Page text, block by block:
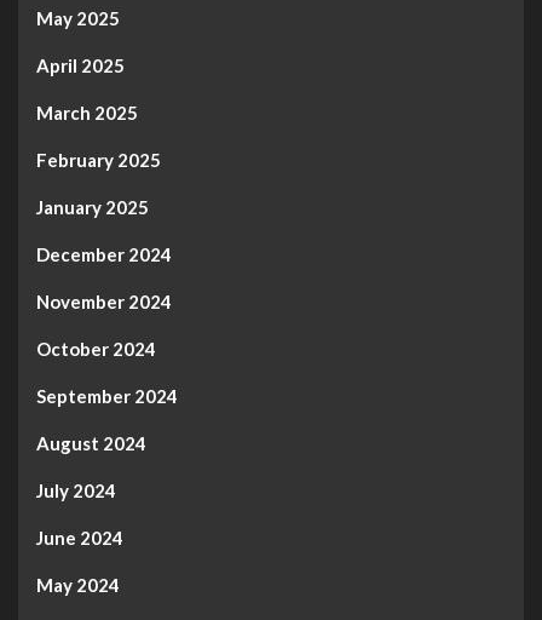
May 2025
April 2025
March 2025
February 2025
January 2025
December 2024
November 2024
October 2024
September 2024
August 2024
July 2024
June 2024
May 2024